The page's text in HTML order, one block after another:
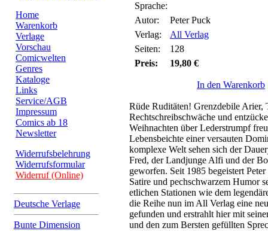
Home
Warenkorb
Verlage
Vorschau
Comicwelten
Genres
Kataloge
Links
Service/AGB
Impressum
Comics ab 18
Newsletter
Widerrufsbelehrung
Widerrufsformular
Widerruf (Online)
Deutsche Verlage
Bunte Dimension
Sprache:
Autor:
Peter Puck
Verlag:
All Verlag
Seiten:
128
Preis:
19,80 €
In den Warenkorb
Rüde Ruditäten! Grenzdebile Arier,
Rechtschreibschwäche und
Weihnachten über Lederstrumpf
Lebensbeichte einer versauten
komplexe Welt sehen sich der
Fred, der Landjunge Alfi und der
geworfen. Seit 1985 begeistert
Satire und pechschwarzem Humor
etlichen Stationen wie dem
die Reihe nun im All Verlag eine
gefunden und erstrahlt hier mit
und den zum Bersten gefüllten